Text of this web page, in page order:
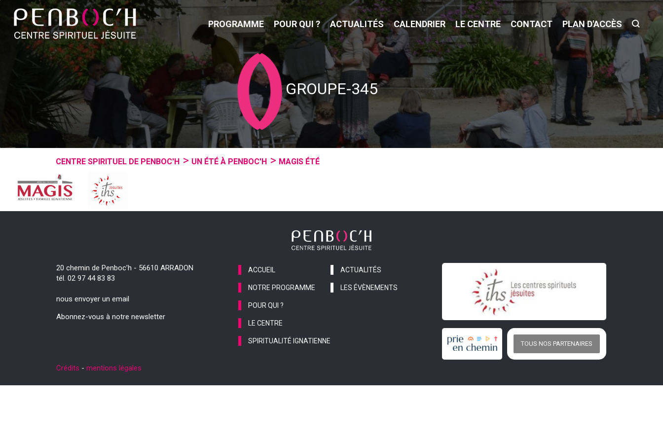
PROGRAMME POUR QUI ? ACTUALITÉS CALENDRIER LE CENTRE CONTACT PLAN D'ACCÈS
GROUPE-345
CENTRE SPIRITUEL DE PENBOC'H UN ÉTÉ À PENBOC'H MAGIS ÉTÉ
20 chemin de Penboc’h - 56610 ARRADON
tél. 02 97 44 83 83
nous envoyer un email
Abonnez-vous à notre newsletter
ACCUEIL
NOTRE PROGRAMME
POUR QUI ?
LE CENTRE
SPIRITUALITÉ IGNATIENNE
ACTUALITÉS
LES ÉVÈNEMENTS
TOUS NOS PARTENAIRES
Crédits -mentions légales